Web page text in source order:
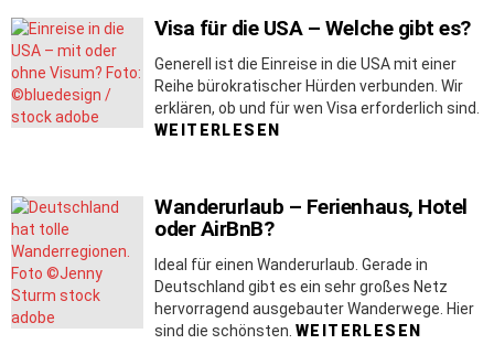
Visa für die USA – Welche gibt es?
Generell ist die Einreise in die USA mit einer
Reihe bürokratischer Hürden verbunden. Wir
erklären, ob und für wen Visa erforderlich sind.
WEITERLESEN
Wanderurlaub – Ferienhaus, Hotel
oder AirBnB?
Ideal für einen Wanderurlaub. Gerade in
Deutschland gibt es ein sehr großes Netz
hervorragend ausgebauter Wanderwege. Hier
sind die schönsten. WEITERLESEN